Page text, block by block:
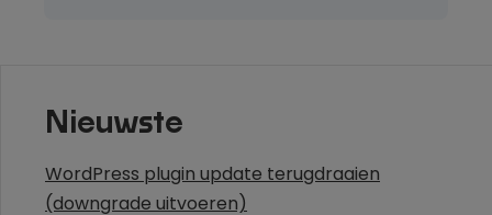
Nieuwste
WordPress plugin update terugdraaien
(downgrade uitvoeren)